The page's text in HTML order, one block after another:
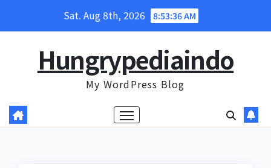
Sat. Aug 8th, 2026 8:53:37 AM
Hungrypediaindo
My WordPress Blog